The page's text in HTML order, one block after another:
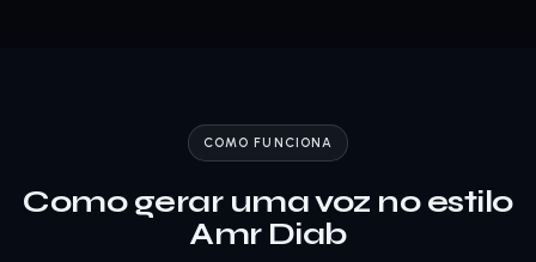
COMO FUNCIONA
Como gerar uma voz no estilo
Amr Diab